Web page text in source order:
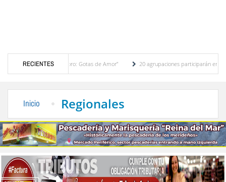
RECIENTES
“Toma de Semáforo: Gotas de Amor”
20 agrupaciones participarán en el IV
Inicio Regionales